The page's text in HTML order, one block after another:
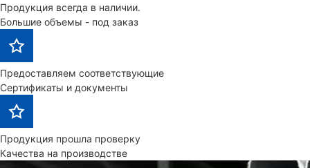
Продукция всегда в наличии.
Большие объемы - под заказ
Предоставляем соответствующие
Сертификаты и документы
Продукция прошла проверку
Качества на производстве